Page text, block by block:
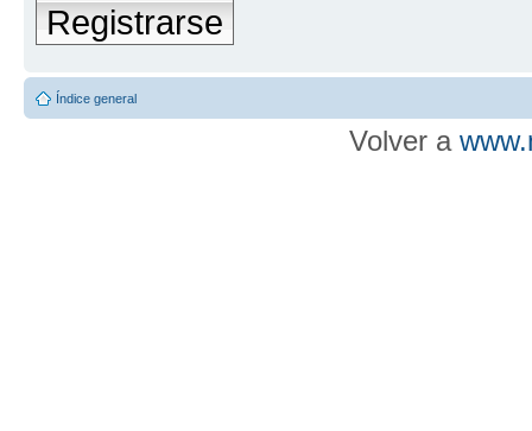
Registrarse
Índice general
Volver a